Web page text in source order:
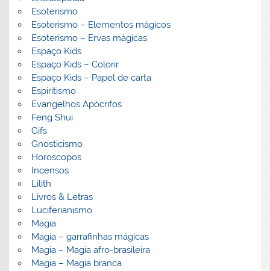
Esoterismo
Esoterismo – Elementos mágicos
Esoterismo – Ervas mágicas
Espaço Kids
Espaço Kids – Colorir
Espaço Kids – Papel de carta
Espiritismo
Evangelhos Apócrifos
Feng Shui
Gifs
Gnosticismo
Horoscopos
Incensos
Lilith
Livros & Letras
Luciferianismo
Magia
Magia – garrafinhas mágicas
Magia – Magia afro-brasileira
Magia – Magia branca